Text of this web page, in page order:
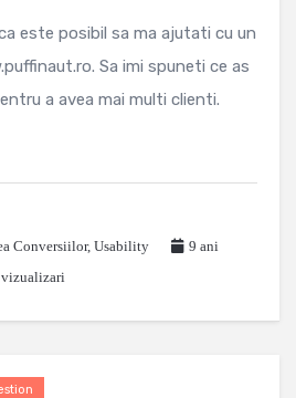
este posibil sa ma ajutati cu un
Sa imi spuneti ce as
a avea mai multi clienti.
Conversiilor, Usability
9 ani